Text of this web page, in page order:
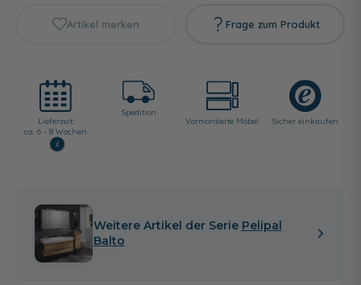
Artikel merken Frage zum Produkt
Lieferzeit:
ca. 6 - 8 Wochen
i
Spedition
Vormontierte Möbel
Sicher einkaufen
Weitere Artikel der Serie Pelipal
Balto